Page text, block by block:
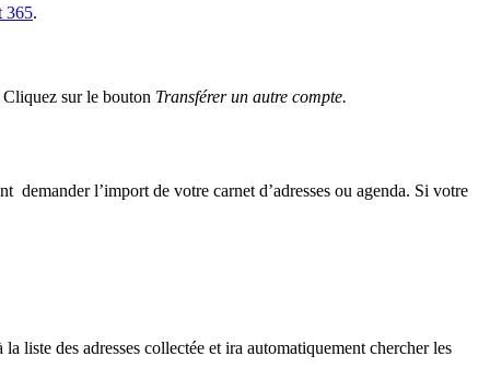
365.
Cliquez sur le bouton Transférer un autre compte.
demander l’import de votre carnet d’adresses ou agenda. Si votre
liste des adresses collectée et ira automatiquement chercher les